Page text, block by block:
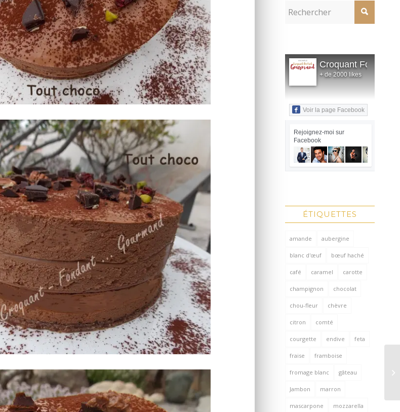
Croquant Fondant
+ de 2000 likes
Voir la page Facebook
Rejoignez-moi sur
Facebook
ÉTIQUETTES
amande aubergine
blanc d'œuf bœuf haché
café caramel carotte
champignon chocolat
chou-fleur chèvre
citron comté
courgette endive feta
fraise framboise
fromage blanc gâteau
Jambon marron
mascarpone mozzarella